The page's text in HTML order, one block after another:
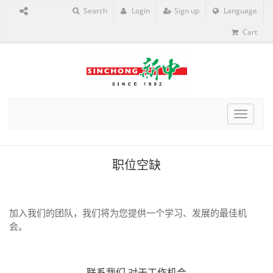
Search Login Sign up Language
Cart
Toggle
职位空缺
加入我们的团队，我们将为您提供一个学习、发展的最佳机
会。